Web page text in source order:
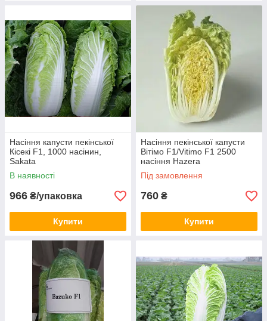
Насіння капусти пекінської
Кісекі F1, 1000 насінин,
Sakata
В наявності
966 ₴/упаковка
Купити
Насіння пекінської капусти
Вітімо F1/Vitimo F1 2500
насіння Hazera
Під замовлення
760 ₴
Купити